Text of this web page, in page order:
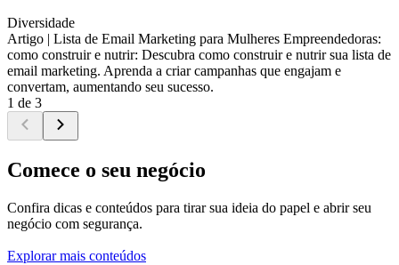
Diversidade
Artigo | Lista de Email Marketing para Mulheres Empreendedoras:
como construir e nutrir: Descubra como construir e nutrir sua lista de
email marketing. Aprenda a criar campanhas que engajam e
convertam, aumentando seu sucesso.
1 de 3
Comece o seu negócio
Confira dicas e conteúdos para tirar sua ideia do papel e abrir seu
negócio com segurança.
Explorar mais conteúdos